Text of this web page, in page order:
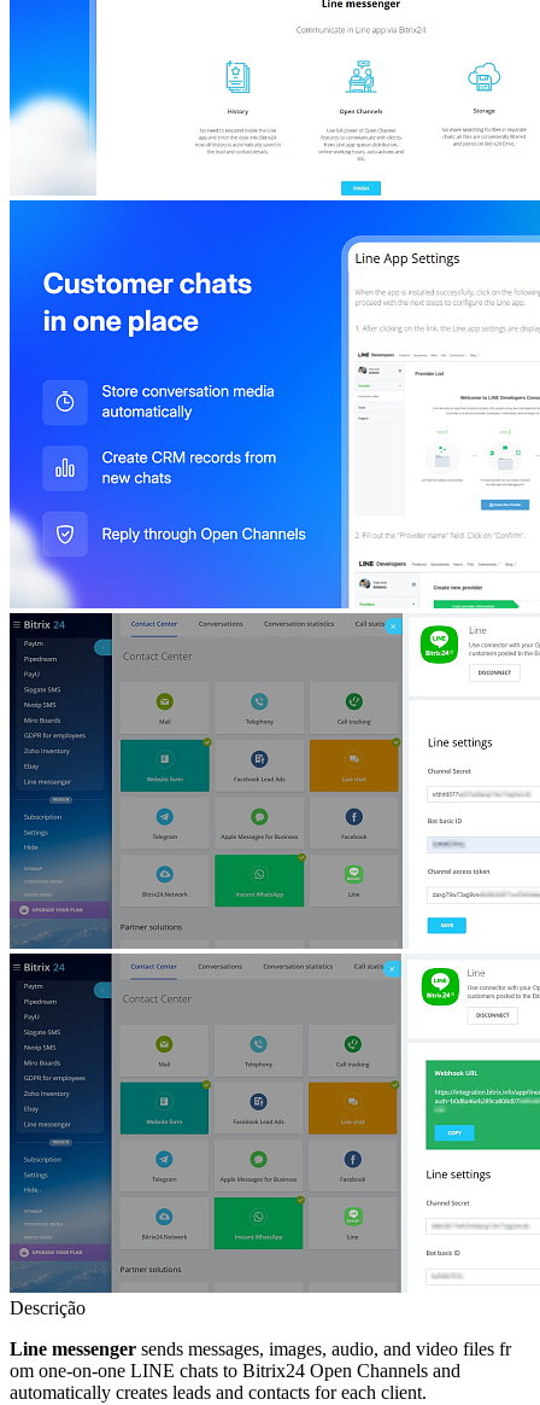
Descrição
Line messenger sends messages, images, audio, and video files fr
om one-on-one LINE chats to Bitrix24 Open Channels and
automatically creates leads and contacts for each client.